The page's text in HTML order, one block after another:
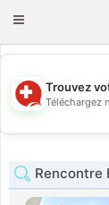
Toggle
💖
Trouvez
Téléchargez
Rencontre